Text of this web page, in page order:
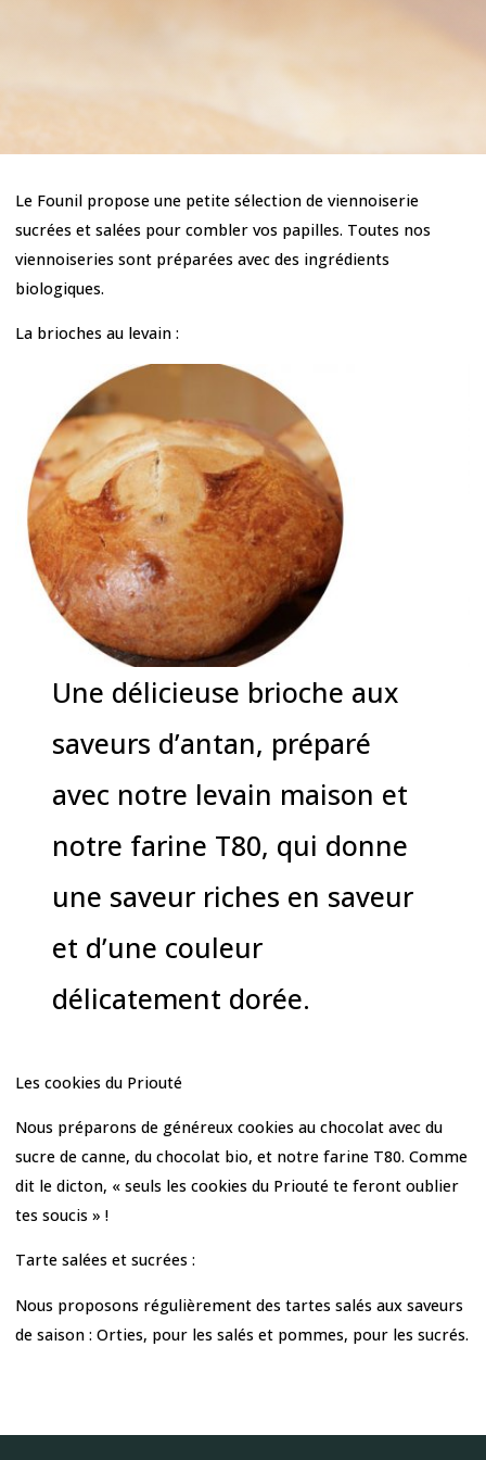
Le Founil propose une petite sélection de viennoiserie
sucrées et salées pour combler vos papilles. Toutes nos
viennoiseries sont préparées avec des ingrédients
biologiques.
La brioches au levain :
Une délicieuse brioche aux
saveurs d’antan, préparé
avec notre levain maison et
notre farine T80, qui donne
une saveur riches en saveur
et d’une couleur
délicatement dorée.
Les cookies du Priouté
Nous préparons de généreux cookies au chocolat avec du
sucre de canne, du chocolat bio, et notre farine T80. Comme
dit le dicton, « seuls les cookies du Priouté te feront oublier
tes soucis » !
Tarte salées et sucrées :
Nous proposons régulièrement des tartes salés aux saveurs
de saison : Orties, pour les salés et pommes, pour les sucrés.